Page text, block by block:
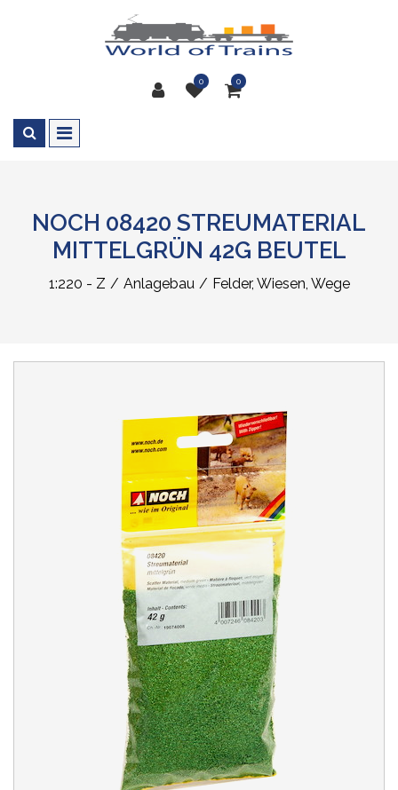
0 0
NOCH 08420 STREUMATERIAL
MITTELGRÜN 42G BEUTEL
1:220 - Z Anlagebau Felder, Wiesen, Wege